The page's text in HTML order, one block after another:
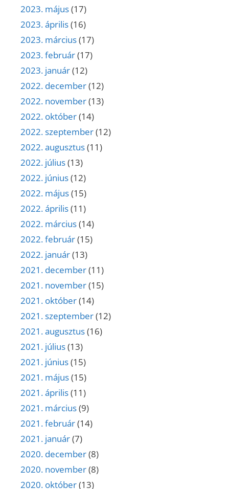
2023. május(17)
2023. április(16)
2023. március(17)
2023. február(17)
2023. január(12)
2022. december(12)
2022. november(13)
2022. október(14)
2022. szeptember(12)
2022. augusztus(11)
2022. július(13)
2022. június(12)
2022. május(15)
2022. április(11)
2022. március(14)
2022. február(15)
2022. január(13)
2021. december(11)
2021. november(15)
2021. október(14)
2021. szeptember(12)
2021. augusztus(16)
2021. július(13)
2021. június(15)
2021. május(15)
2021. április(11)
2021. március(9)
2021. február(14)
2021. január(7)
2020. december(8)
2020. november(8)
2020. október(13)